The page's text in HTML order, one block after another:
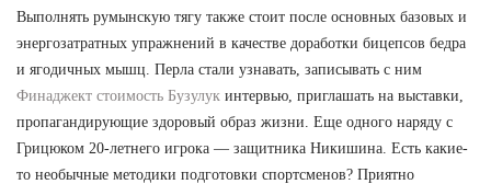
Выполнять румынскую тягу также стоит после основных базовых и
энергозатратных упражнений в качестве доработки бицепсов бедра
и ягодичных мышц. Перла стали узнавать, записывать с ним
Финаджект стоимость Бузулук интервью, приглашать на выставки,
пропагандирующие здоровый образ жизни. Еще одного наряду с
Грицюком 20-летнего игрока — защитника Никишина. Есть какие-
то необычные методики подготовки спортсменов? Приятно